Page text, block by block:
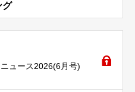
グ
ュース2026(6月号)